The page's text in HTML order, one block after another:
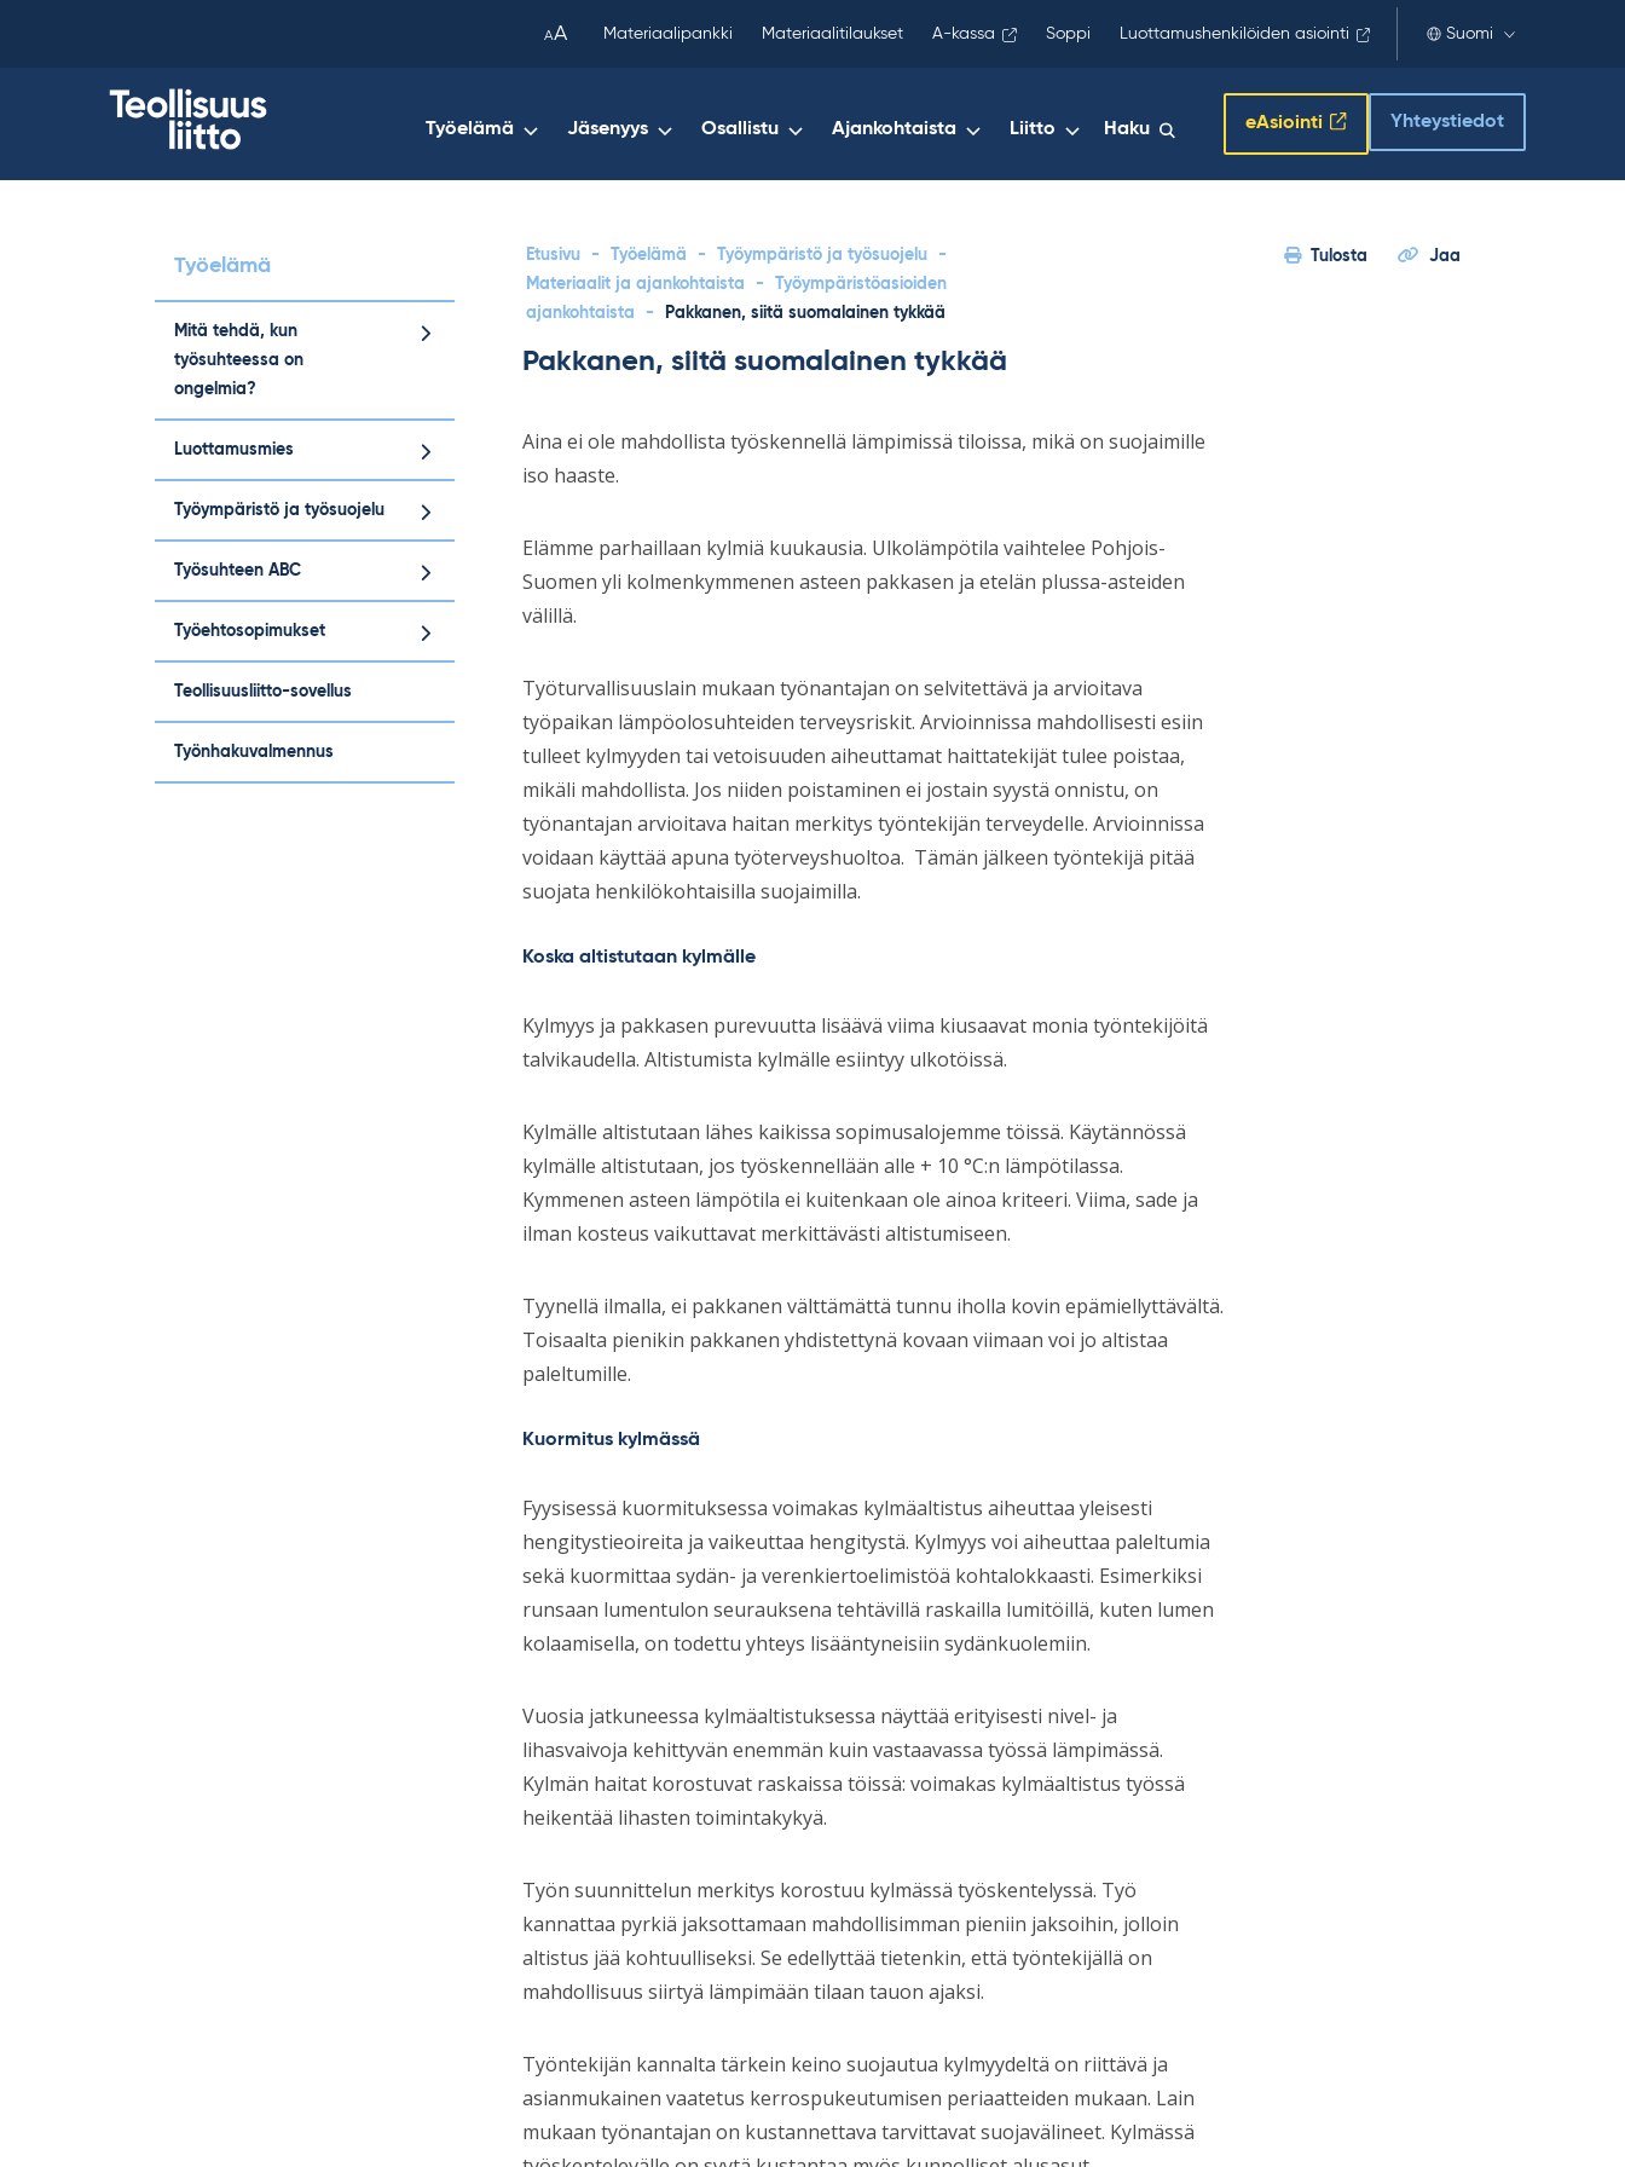
AA Materiaalipankki Materiaalitilaukset A-kassa Soppi Luottamushenkilöiden asiointi Suomi
Työelämä Jäsenyys Osallistu Ajankohtaista Liitto Haku eAsiointi Yhteystiedot
Työelämä
Mitä tehdä, kun
työsuhteessa on
ongelmia?
Luottamusmies
Työympäristö ja työsuojelu
Työsuhteen ABC
Työehtosopimukset
Teollisuusliitto-sovellus
Työnhakuvalmennus
Etusivu - Työelämä - Työympäristö ja työsuojelu
-
Materiaalit ja ajankohtaista
-
Työympäristöasioiden
ajankohtaista
- Pakkanen, siitä suomalainen tykkää
Pakkanen, siitä suomalainen tykkää
Aina ei ole mahdollista työskennellä lämpimissä tiloissa, mikä on suojaimille
iso haaste.
Elämme parhaillaan kylmiä kuukausia. Ulkolämpötila vaihtelee Pohjois-
Suomen yli kolmenkymmenen asteen pakkasen ja etelän plussa-asteiden
välillä.
Työturvallisuuslain mukaan työnantajan on selvitettävä ja arvioitava
työpaikan lämpöolosuhteiden terveysriskit. Arvioinnissa mahdollisesti esiin
tulleet kylmyyden tai vetoisuuden aiheuttamat haittatekijät tulee poistaa,
mikäli mahdollista. Jos niiden poistaminen ei jostain syystä onnistu, on
työnantajan arvioitava haitan merkitys työntekijän terveydelle. Arvioinnissa
voidaan käyttää apuna työterveyshuoltoa. Tämän jälkeen työntekijä pitää
suojata henkilökohtaisilla suojaimilla.
Koska altistutaan kylmälle
Kylmyys ja pakkasen purevuutta lisäävä viima kiusaavat monia työntekijöitä
talvikaudella. Altistumista kylmälle esiintyy ulkotöissä.
Kylmälle altistutaan lähes kaikissa sopimusalojemme töissä. Käytännössä
kylmälle altistutaan, jos työskennellään alle + 10 °C:n lämpötilassa.
Kymmenen asteen lämpötila ei kuitenkaan ole ainoa kriteeri. Viima, sade ja
ilman kosteus vaikuttavat merkittävästi altistumiseen.
Tyynellä ilmalla, ei pakkanen välttämättä tunnu iholla kovin epämiellyttävältä.
Toisaalta pienikin pakkanen yhdistettynä kovaan viimaan voi jo altistaa
paleltumille.
Kuormitus kylmässä
Fyysisessä kuormituksessa voimakas kylmäaltistus aiheuttaa yleisesti
hengitystieoireita ja vaikeuttaa hengitystä. Kylmyys voi aiheuttaa paleltumia
sekä kuormittaa sydän- ja verenkiertoelimistöä kohtalokkaasti. Esimerkiksi
runsaan lumentulon seurauksena tehtävillä raskailla lumitöillä, kuten lumen
kolaamisella, on todettu yhteys lisääntyneisiin sydänkuolemiin.
Vuosia jatkuneessa kylmäaltistuksessa näyttää erityisesti nivel- ja
lihasvaivoja kehittyvän enemmän kuin vastaavassa työssä lämpimässä.
Kylmän haitat korostuvat raskaissa töissä: voimakas kylmäaltistus työssä
heikentää lihasten toimintakykyä.
Työn suunnittelun merkitys korostuu kylmässä työskentelyssä. Työ
kannattaa pyrkiä jaksottamaan mahdollisimman pieniin jaksoihin, jolloin
altistus jää kohtuulliseksi. Se edellyttää tietenkin, että työntekijällä on
mahdollisuus siirtyä lämpimään tilaan tauon ajaksi.
Työntekijän kannalta tärkein keino suojautua kylmyydeltä on riittävä ja
asianmukainen vaatetus kerrospukeutumisen periaatteiden mukaan. Lain
mukaan työnantajan on kustannettava tarvittavat suojavälineet. Kylmässä
Tulosta Jaa
copied
your
clipboard.)